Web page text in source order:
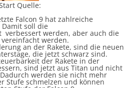
Quelle:
Falcon 9 hat zahlreiche
soll die
verbessert werden, aber auch die
werden.
an der Rakete, sind die neuen
die jetzt schwarz sind.
der Rakete in der
sind jetzt aus Titan und nicht
werden sie nicht mehr
Stufe schmelzen und können